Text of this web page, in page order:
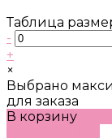
Таблица
-
+
×
Выбрано
для заказа
В корзину